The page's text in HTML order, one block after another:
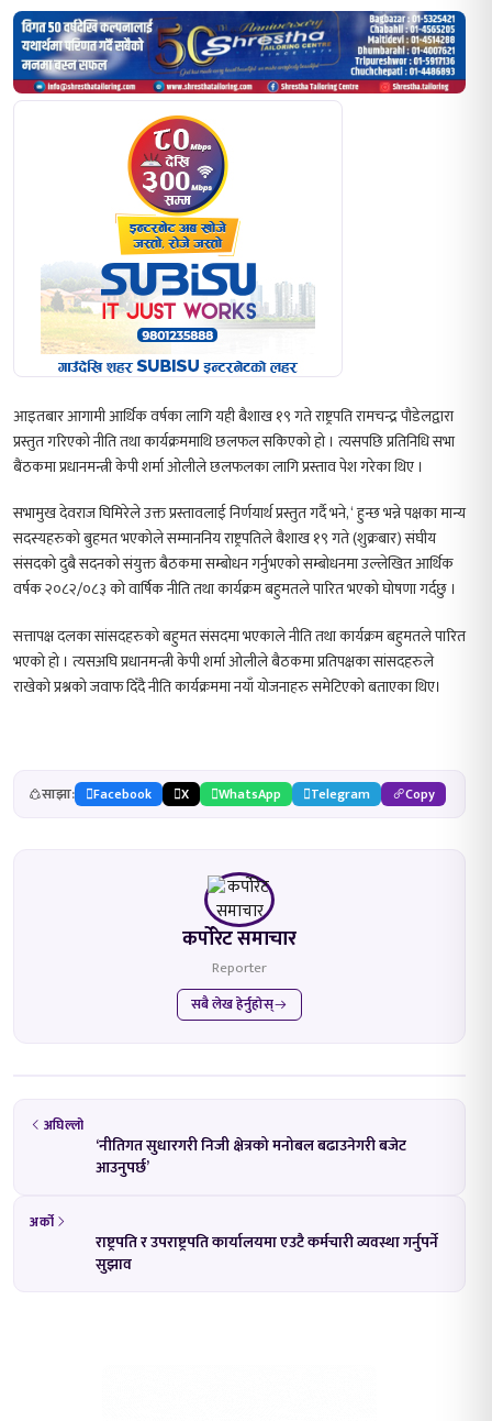
आइतबार आगामी आर्थिक वर्षका लागि यही बैशाख १९ गते राष्ट्रपति रामचन्द्र पौडेलद्वारा
प्रस्तुत गरिएको नीति तथा कार्यक्रममाथि छलफल सकिएको हो । त्यसपछि प्रतिनिधि सभा
बैंठकमा प्रधानमन्त्री केपी शर्मा ओलीले छलफलका लागि प्रस्ताव पेश गरेका थिए ।
सभामुख देवराज घिमिरेले उक्त प्रस्तावलाई निर्णयार्थ प्रस्तुत गर्दै भने, ‘ हुन्छ भन्ने पक्षका मान्य
सदस्यहरुको बुहमत भएकोले सम्माननिय राष्ट्रपतिले बैशाख १९ गते (शुक्रबार) संघीय
संसदको दुबै सदनको संयुक्त बैठकमा सम्बोधन गर्नुभएको सम्बोधनमा उल्लेखित आर्थिक
वर्षक २०८२/०८३ को वार्षिक नीति तथा कार्यक्रम बहुमतले पारित भएको घोषणा गर्दछु ।
सत्तापक्ष दलका सांसदहरुको बहुमत संसदमा भएकाले नीति तथा कार्यक्रम बहुमतले पारित
भएको हो । त्यसअघि प्रधानमन्त्री केपी शर्मा ओलीले बैठकमा प्रतिपक्षका सांसदहरुले
राखेको प्रश्नको जवाफ दिँदै नीति कार्यक्रममा नयाँ योजनाहरु समेटिएको बताएका थिए।
साझा: Facebook X WhatsApp Telegram Copy
कर्पोरेट समाचार
Reporter
सबै लेख हेर्नुहोस्
अघिल्लो
‘नीतिगत सुधारगरी निजी क्षेत्रको मनोबल बढाउनेगरी बजेट
आउनुपर्छ’
अर्को
राष्ट्रपति र उपराष्ट्रपति कार्यालयमा एउटै कर्मचारी व्यवस्था गर्नुपर्ने
सुझाव